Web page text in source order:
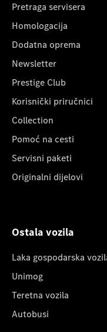
Pretraga servisera
Homologacija
Dodatna oprema
Newsletter
Prestige Club
Korisnički priručnici
Collection
Pomoć na cesti
Servisni paketi
Originalni dijelovi
Ostala vozila
Laka gospodarska
Unimog
Teretna vozila
Autobusi